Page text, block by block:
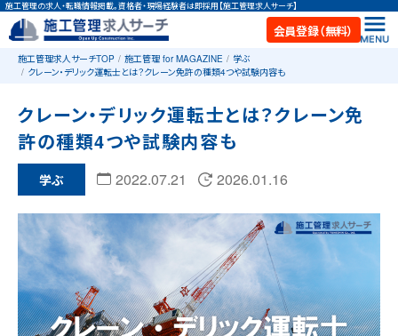
施工管理の求人・転職情報掲載。資格者・現場経験者は即採用【施工管理求人サーチ】
会員登録（無料）
施工管理求人サーチTOP 施工管理 for MAGAZINE
学ぶ
クレーン・デリック運転士とは？クレーン免許の種類4つや試験内容も
クレーン・デリック運転士とは？クレーン免
許の種類4つや試験内容も
学ぶ 2022.07.21 2026.01.16